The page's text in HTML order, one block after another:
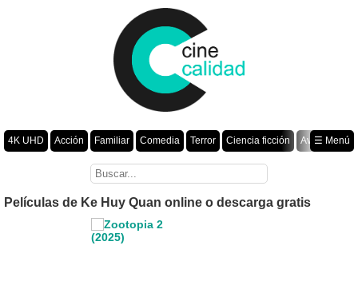
4K UHD Acción Familiar Comedia Terror Ciencia ficción
Aventura
Romance Fantasía Drama Animación Crimen
☰ Menú
Películas de Ke Huy Quan online o descarga gratis